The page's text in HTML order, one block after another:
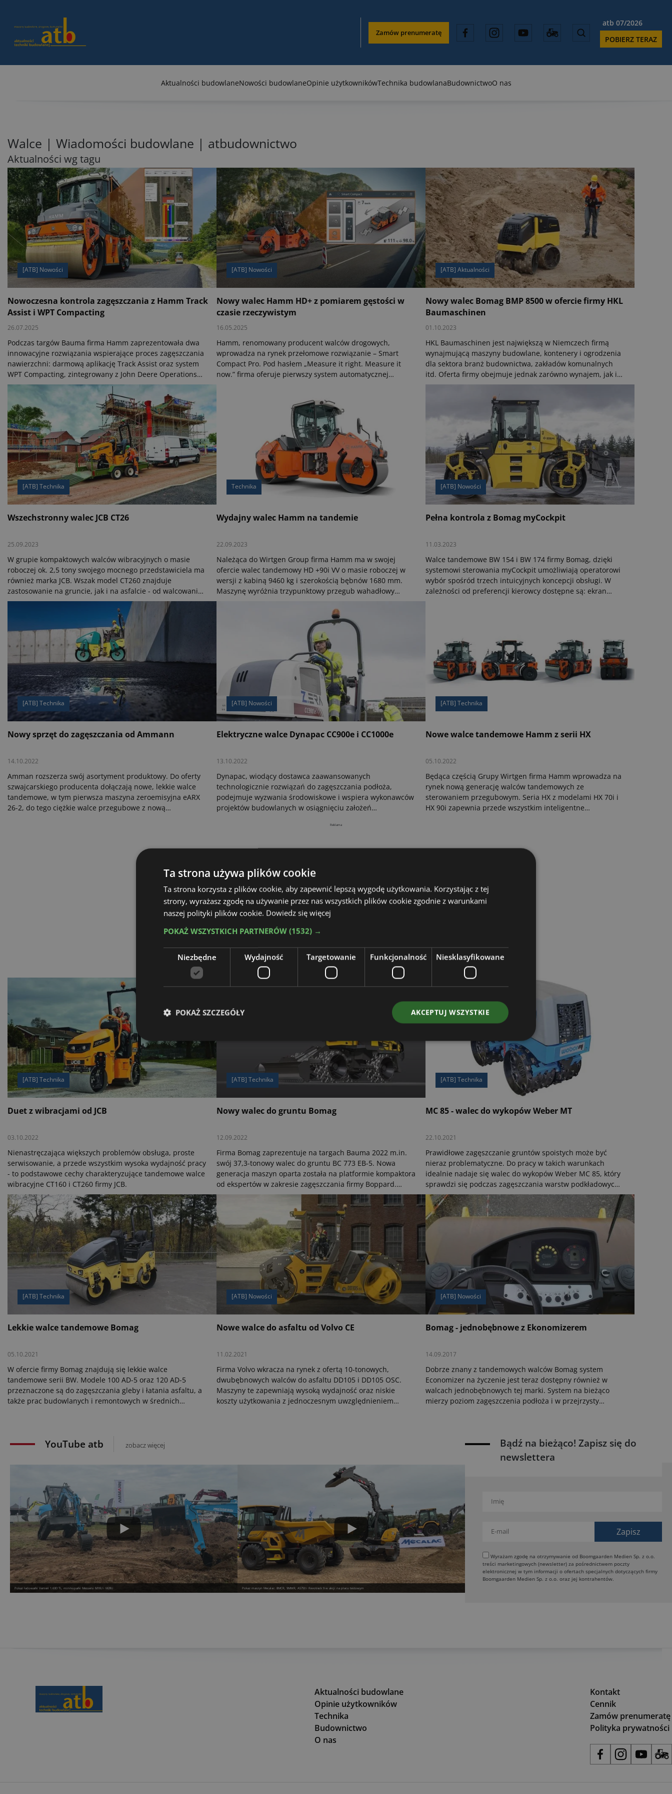
Zamów prenumeratę
atb 07/2026
POBIERZ TERAZ
Aktualności budowlaneNowości budowlaneOpinie użytkownikówTechnika budowlanaBudownictwoO nas
Walce | Wiadomości budowlane | atbudownictwo
Aktualności wg tagu
[ATB] Nowości
Nowoczesna kontrola zagęszczania z Hamm Track
Assist i WPT Compacting
26.07.2025
Podczas targów Bauma firma Hamm zaprezentowała dwa
innowacyjne rozwiązania wspierające proces zagęszczania
nawierzchni: darmową aplikację Track Assist oraz system
WPT Compacting, zintegrowany z John Deere Operations
Center™. Oba narzędzia mają na celu poprawę jakości
zagęszczania oraz efektywności prac budowlanych –
zarówno z perspektywy operatora walca, jak i kierownika
budowy.
[ATB] Nowości
Nowy walec Hamm HD+ z pomiarem gęstości w
czasie rzeczywistym
16.05.2025
Hamm, renomowany producent walców drogowych,
wprowadza na rynek przełomowe rozwiązanie – Smart
Compact Pro. Pod hasłem „Measure it right. Measure it
now.” firma oferuje pierwszy system automatycznej
dla walców tandemowych serii HD+ zgodnych z normą
emisji spalin Stage V/Tier 4f, redefiniuje podejście do
jakości zagęszczania nawierzchni drogowych.
[ATB] Aktualności
Nowy walec Bomag BMP 8500 w ofercie firmy HKL
Baumaschinen
01.10.2023
HKL Baumaschinen jest największą w Niemczech firmą
wynajmującą maszyny budowlane, kontenery i ogrodzenia
dla sektora branż budownictwa, zakładów komunalnych
itd. Oferta firmy obejmuje jednak zarówno wynajem, jak i
sprzedaż nowych i używanych maszyn budowlanych tak
znanych producentów jak Kramer, Kubota, New Holland,
Bomag oraz Tracto-Technik. Oddziały HKL zlokalizowane są
również w Austrii i Polsce i warto w tym miejscu
wspomnieć, iż w naszym kraju firma obchodzi w tym roku
30-lecie swojej działalności.
[ATB] Technika
Wszechstronny walec JCB CT26
25.09.2023
W grupie kompaktowych walców wibracyjnych o masie
roboczej ok. 2,5 tony swojego mocnego przedstawiciela ma
również marka JCB. Wszak model CT260 znajduje
zastosowanie na gruncie, jak i na asfalcie - od walcowania
dolnej warstwy nośnej do walcowania końcowego. Dzięki
zwartej budowie maszyny manewrowanie nią po placu
budowy nie stwarza problemów. Przez to sprawdzi się
zwłaszcza w zakresie budowy i renowacji dróg, ale także
podczas kształtowania krajobrazu ogrodów i terenów
zielonych.
Technika
Wydajny walec Hamm na tandemie
22.09.2023
Należąca do Wirtgen Group firma Hamm ma w swojej
ofercie walec tandemowy HD +90i VV o masie roboczej w
wersji z kabiną 9460 kg i szerokością bębnów 1680 mm.
Maszynę wyróżnia trzypunktowy przegub wahadłowy
zapewniający równomierny rozkład masy i doskonałą jazdę
na wprost, jest też obsługa praktycznej funkcji Easy Drive
oraz przesuwane, obrotowe stanowisko operatora.
[ATB] Nowości
Pełna kontrola z Bomag myCockpit
11.03.2023
Walce tandemowe BW 154 i BW 174 firmy Bomag, dzięki
systemowi sterowania myCockpit umożliwiają operatorowi
wybór spośród trzech intuicyjnych koncepcji obsługi. W
zależności od preferencji kierowcy dostępne są: ekran
dotykowy, obrotowy przełącznik z przyciskami oraz
[ATB] Technika
Nowy sprzęt do zagęszczania od Ammann
14.10.2022
Amman rozszerza swój asortyment produktowy. Do oferty
szwajcarskiego producenta dołączają nowe, lekkie walce
tandemowe, w tym pierwsza maszyna zeroemisyjna eARX
26-2, do tego ciężkie walce przegubowe z nową
[ATB] Nowości
Elektryczne walce Dynapac CC900e i CC1000e
13.10.2022
Dynapac, wiodący dostawca zaawansowanych
technologicznie rozwiązań do zagęszczania podłoża,
podejmuje wyzwania środowiskowe i wspiera wykonawców
projektów budowlanych w osiągnięciu założeń
swojego asortymentu produktowego nowe, elektryczne
walidacyjne przeprowadzone w Szwecji, Norwegii, Holandii
[ATB] Technika
Nowe walce tandemowe Hamm z serii HX
05.10.2022
Będąca częścią Grupy Wirtgen firma Hamm wprowadza na
rynek nową generację walców tandemowych ze
sterowaniem przegubowym. Seria HX z modelami HX 70i i
HX 90i zapewnia przede wszystkim inteligentne
Reklama
[ATB] Technika
Duet z wibracjami od JCB
03.10.2022
Nienastręczająca większych problemów obsługa, proste
serwisowanie, a przede wszystkim wysoka wydajność pracy
- to podstawowe cechy charakteryzujące tandemowe walce
wibracyjne CT160 i CT260 firmy JCB.
[ATB] Technika
Nowy walec do gruntu Bomag
12.09.2022
Firma Bomag zaprezentuje na targach Bauma 2022 m.in.
swój 37,3-tonowy walec do gruntu BC 773 EB-5. Nowa
generacja maszyn oparta została na platformie kompaktora
od ekspertów w zakresie zagęszczania firmy Boppard.
Ponadto, ze względu na fakt, iż obsługa zagęszczarek
gruntu jest szczególnie wymagająca, Bomag zastosował
inteligentne koncepcje sterowania, które gwarantują
wydajną i precyzyjną pracę, minimalne zużycie oraz
większe bezpieczeństwo na placu budowy.
[ATB] Technika
MC 85 - walec do wykopów Weber MT
22.10.2021
Prawidłowe zagęszczanie gruntów spoistych może być
nieraz problematyczne. Do pracy w takich warunkach
idealnie nadaje się walec do wykopów Weber MC 85, który
sprawdzi się podczas zagęszczania warstw podkładowych
pod fundamenty, ścieżki lub parkingi, do zasypek, a także
w budowie rurociągów i kanalizacji.
[ATB] Technika
Lekkie walce tandemowe Bomag
05.10.2021
W ofercie firmy Bomag znajdują się lekkie walce
tandemowe serii BW. Modele 100 AD-5 oraz 120 AD-5
przeznaczone są do zagęszczania gleby i łatania asfaltu, a
także prac budowlanych i remontowych w średnich
[ATB] Nowości
Nowe walce do asfaltu od Volvo CE
11.02.2021
Firma Volvo wkracza na rynek z ofertą 10-tonowych,
dwubębnowych walców do asfaltu DD105 i DD105 OSC.
Maszyny te zapewniają wysoką wydajność oraz niskie
koszty użytkowania z jednoczesnym uwzględnieniem
[ATB] Nowości
Bomag - jednobębnowe z Ekonomizerem
14.09.2017
Dobrze znany z tandemowych walców Bomag system
Economizer na życzenie jest teraz dostępny również w
walcach jednobębnowych tej marki. System na bieżąco
mierzy poziom zagęszczenia podłoża i w przejrzysty
YouTube atb zobacz więcej
Pokaz ładowarki Venieri 1.63D TL, minikoparki Messersi M16U i M28U Pokaz maszyn Mecalac: 8MCR, 9MWR, AS750 i Revotrack 9 w akcji na placu testowym
Bądź na bieżąco! Zapisz się do
newslettera
Wyrażam zgodę na otrzymywanie od Boomgaarden Medien Sp. z o.o.
treści marketingowych (newsletter) za pośrednictwem poczty
elektronicznej w tym informacji o ofertach specjalnych dotyczących firmy
Boomgaarden Medien Sp. z o.o. oraz jej kontrahentów.
Aktualności budowlane
Opinie użytkowników
Technika
Budownictwo
O nas
Kontakt
Cennik
Zamów prenumeratę
Polityka prywatności
Ta strona używa plików cookie
Ta strona korzysta z plików cookie, aby zapewnić lepszą wygodę użytkowania. Korzystając z tej
strony, wyrażasz zgodę na używanie przez nas wszystkich plików cookie zgodnie z warunkami
naszej polityki plików cookie. Dowiedz się więcej
POKAŻ WSZYSTKICH PARTNERÓW (1532) →
Niezbędne Wydajność Targetowanie Funkcjonalność Niesklasyfikowane
AKCEPTUJ WSZYSTKIE
POKAŻ SZCZEGÓŁY